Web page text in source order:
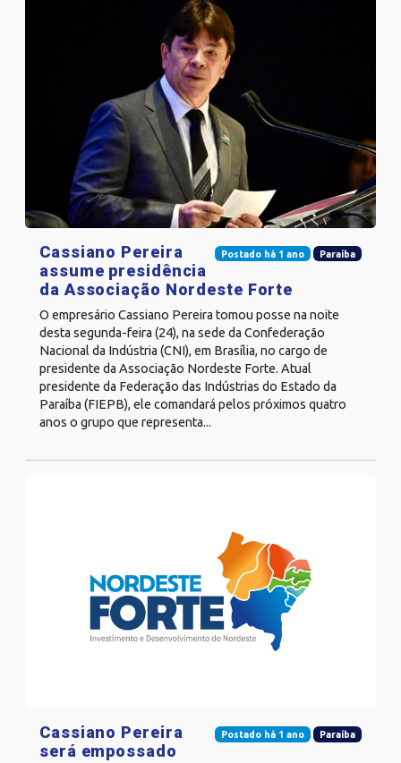
Postado há 1 ano Paraíba
Cassiano Pereira
assume presidência
da Associação Nordeste Forte
O empresário Cassiano Pereira tomou posse na noite
desta segunda-feira (24), na sede da Confederação
Nacional da Indústria (CNI), em Brasília, no cargo de
presidente da Associação Nordeste Forte. Atual
presidente da Federação das Indústrias do Estado da
Paraíba (FIEPB), ele comandará pelos próximos quatro
anos o grupo que representa...
Postado há 1 ano Paraíba
Cassiano Pereira
será empossado